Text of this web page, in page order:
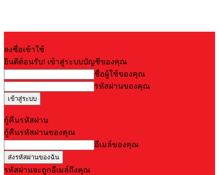
ลงชื่อเข้าใช้
ยินดีต้อนรับ! เข้าสู่ระบบบัญชีของคุณ
ชื่อผู้ใช้ของคุณ
รหัสผ่านของคุณ
กู้คืนรหัสผ่าน
กู้คืนรหัสผ่านของคุณ
อีเมล์ของคุณ
รหัสผ่านจะถูกอีเมล์ถึงคุณ